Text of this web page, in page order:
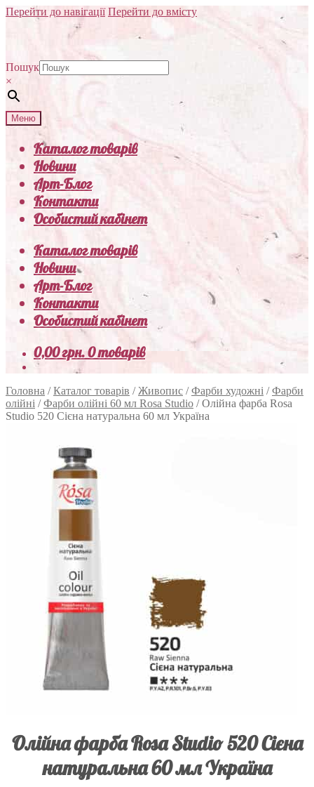
Перейти до навігації Перейти до вмісту
Пошук
×
Меню
Каталог товарів
Новини
Арт-Блог
Контакти
Особистий кабінет
Каталог товарів
Новини
Арт-Блог
Контакти
Особистий кабінет
0,00грн.0 товарів
Головна /Каталог товарів /Живопис /Фарби художні /Фарби
олійні /Фарби олійні 60 мл Rosa Studio /Олійна фарба Rosa
Studio 520 Сієна натуральна 60 мл Україна
Олійна фарба Rosa Studio 520 Сієна
натуральна 60 мл Україна